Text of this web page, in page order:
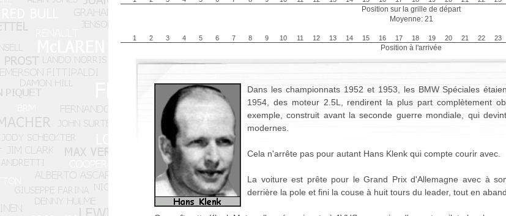
Position sur la grille de départ
Moyenne: 21
1 2 3 4 5 6 7 8 9 10 11 12 13 14 15 16 17 18 19 20 21 22 23
Position à l'arrivée
Dans les championnats 1952 et 1953, les BMW Spéciales
1954, des moteur 2.5L, rendirent la plus part complètement
exemple, construit avant la seconde guerre mondiale, qui
modernes.
Cela n'arrête pas pour autant Hans Klenk qui compte courir avec.
La voiture est prête pour le Grand Prix d'Allemagne avec à
derrière la pole et fini la couse à huit tours du leader, tout en